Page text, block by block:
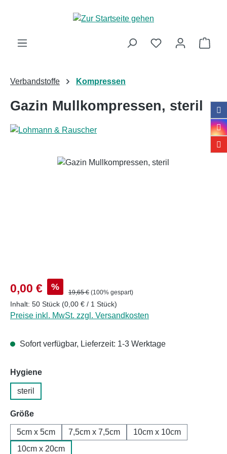
Zum Hauptinhalt springen
Verbandstoffe Kompressen
Gazin Mullkompressen, steril
Bildergalerie überspringen
Verkaufspreis:
0,00 € % Regulärer Preis:
19,65 € (100% gespart)
Inhalt: 50 Stück (0,00 € / 1 Stück)
Preise inkl. MwSt. zzgl. Versandkosten
Sofort verfügbar, Lieferzeit: 1-3 Werktage
Hygieneauswählen
steril
Größeauswählen
5cm x 5cm 7,5cm x 7,5cm
10cm x 10cm
10cm x 20cm